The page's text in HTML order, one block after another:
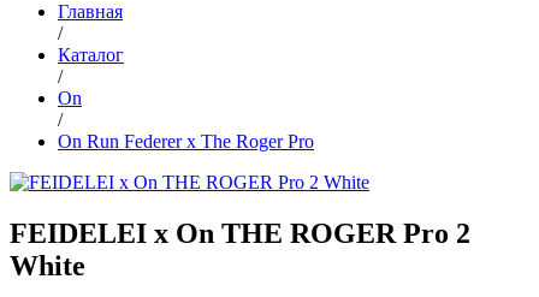
Главная
/
Каталог
/
On
/
On Run Federer x The Roger Pro
FEIDELEI x On THE ROGER Pro 2
White